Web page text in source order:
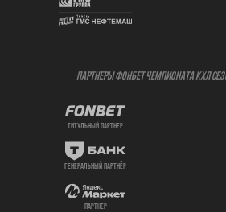
ПАРТНЕРЫ ФОНБЕТ ЧЕМПИОНАТА КХЛ
титульный партнер
генеральный партнёр
партнёр